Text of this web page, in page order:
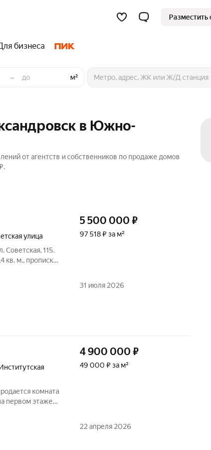
Разместить
бизнеса
– м²
в Южно-
от агентств и собственников по продаже домов
улица
Советская, 115.
кв. м., прописка
В
5 500 000 ₽
97 518 ₽ за м²
31 июля 2026
комната
первом этаже
переливной). В
4 900 000 ₽
49 000 ₽ за м²
22 апреля 2026